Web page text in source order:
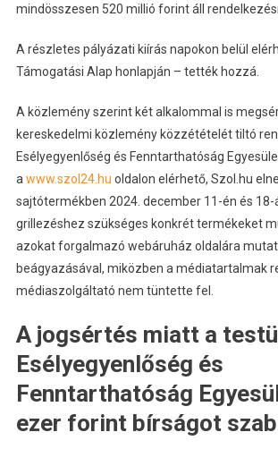
mindösszesen 520 millió forint áll
A részletes pályázati kiírás napokon belül
Támogatási Alap honlapján – tették hozzá.
A közlemény szerint két alkalommal is
kereskedelmi közlemény közzétételét tiltó
Esélyegyenlőség és Fenntarthatóság
awww.szol24.hu oldalon elérhető, Szol.hu
sajtótermékben 2024. december 11-én és
grillezéshez szükséges konkrét termékeket
azokat forgalmazó webáruház oldalára
beágyazásával, miközben a médiatartalmak
médiaszolgáltató nem tüntette fel.
A jogsértés miatt a
Esélyegyenlőség és
Fenntarthatóság
ezer forint bírságot